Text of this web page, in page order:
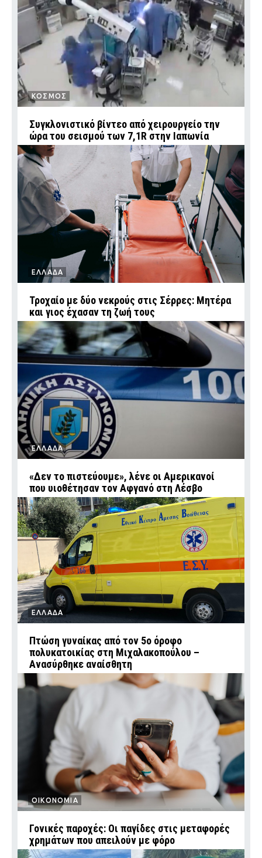
ΚΟΣΜΟΣ
Συγκλονιστικό βίντεο από χειρουργείο την
ώρα του σεισμού των 7,1R στην Ιαπωνία
ΕΛΛΑΔΑ
Τροχαίο με δύο νεκρούς στις Σέρρες: Μητέρα
και γιος έχασαν τη ζωή τους
ΕΛΛΑΔΑ
«Δεν το πιστεύουμε», λένε οι Αμερικανοί
που υιοθέτησαν τον Αφγανό στη Λέσβο
ΕΛΛΑΔΑ
Πτώση γυναίκας από τον 5ο όροφο
πολυκατοικίας στη Μιχαλακοπούλου –
Ανασύρθηκε αναίσθητη
ΟΙΚΟΝΟΜΙΑ
Γονικές παροχές: Οι παγίδες στις μεταφορές
χρημάτων που απειλούν με φόρο